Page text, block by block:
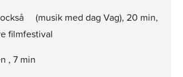
(musik med dag Vag), 20 min,
filmfestival
, 7 min